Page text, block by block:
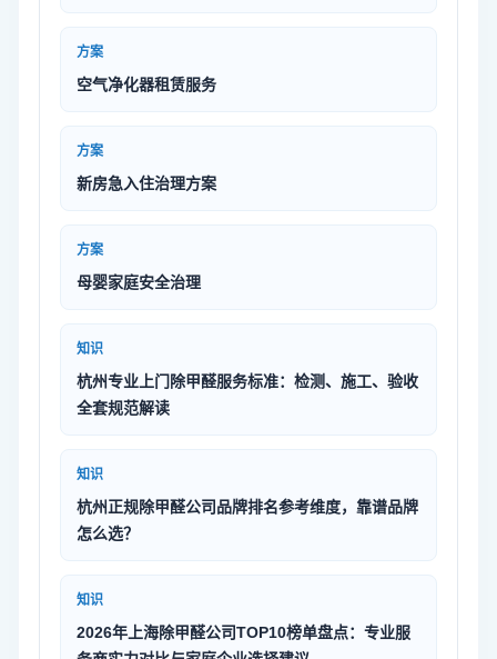
方案
空气净化器租赁服务
方案
新房急入住治理方案
方案
母婴家庭安全治理
知识
杭州专业上门除甲醛服务标准：检测、施工、验收
全套规范解读
知识
杭州正规除甲醛公司品牌排名参考维度，靠谱品牌
怎么选？
知识
2026年上海除甲醛公司TOP10榜单盘点：专业服